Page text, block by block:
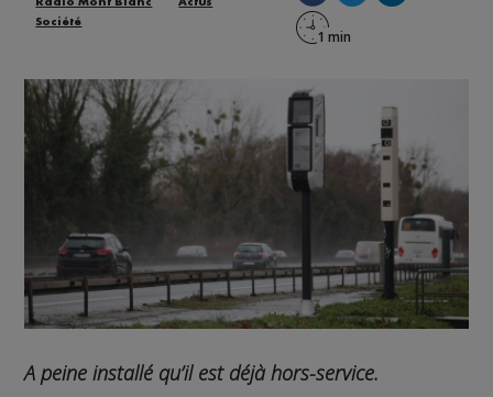
Radio Mont Blanc
Actus
Société
A peine installé qu’il est déjà hors-service.